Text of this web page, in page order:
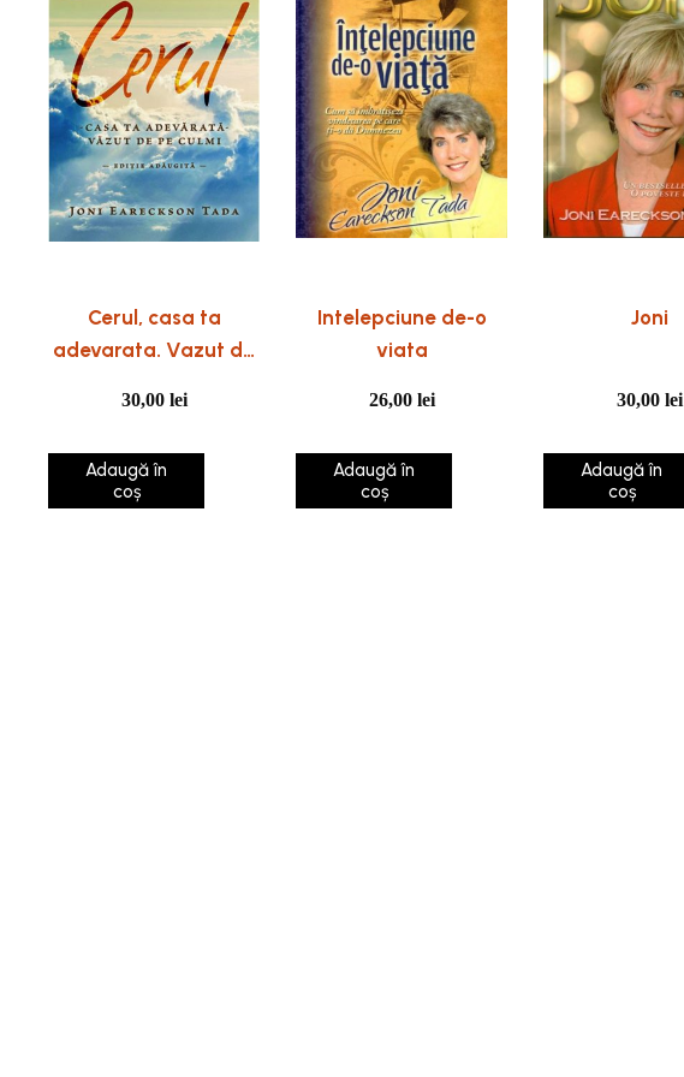
Cerul, casa ta
adevarata. Vazut de
adaugita
30,00 lei
Adaugă în
coș
Intelepciune de-o
viata
26,00 lei
Adaugă în
coș
Joni
30,00 lei
Adaugă în
coș